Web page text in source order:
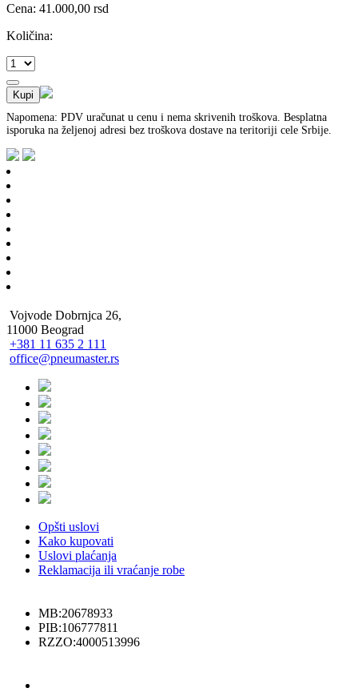
Cena: 41.000,00 rsd
Količina:
Napomena: PDV uračunat u cenu i nema skrivenih troškova. Besplatna
isporuka na željenoj adresi bez troškova dostave na teritoriji cele Srbije.
Vojvode Dobrnjca 26,
11000 Beograd
+381 11 635 2 111
office@pneumaster.rs
Opšti uslovi
Kako kupovati
Uslovi plaćanja
Reklamacija ili vraćanje robe
MB:20678933
PIB:106777811
RZZO:4000513996